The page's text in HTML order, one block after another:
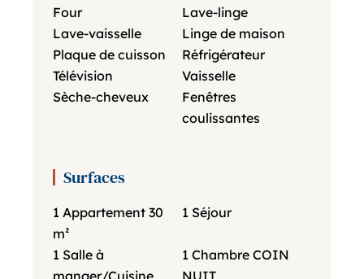
Four
Lave-linge
Lave-vaisselle
Linge de maison
Plaque de cuisson
Réfrigérateur
Télévision
Vaisselle
Sèche-cheveux
Fenêtres
coulissantes
Surfaces
1 Appartement 30
m²
1 Séjour
1 Salle à
manger/Cuisine
1 Chambre COIN
NUIT